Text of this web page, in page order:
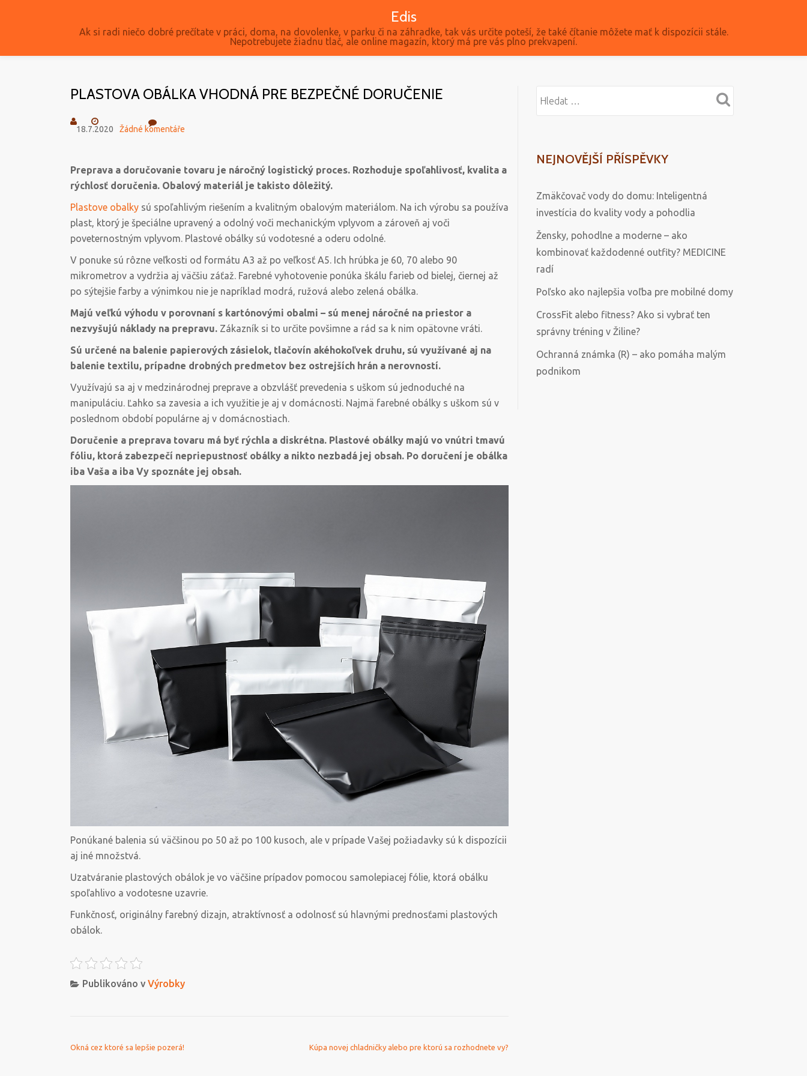
Edis
Ak si radi niečo dobré prečítate v práci, doma, na dovolenke, v parku či na záhradke, tak vás určite poteší, že také čítanie môžete mať k dispozícii stále.
Nepotrebujete žiadnu tlač, ale online magazín, ktorý má pre vás plno prekvapení.
PLASTOVA OBÁLKA VHODNÁ PRE BEZPEČNÉ DORUČENIE
18.7.2020 Žádné komentáře
Preprava a doručovanie tovaru je náročný logistický proces. Rozhoduje spoľahlivosť, kvalita a
rýchlosť doručenia. Obalový materiál je takisto dôležitý.
Plastove obalky sú spoľahlivým riešením a kvalitným obalovým materiálom. Na ich výrobu sa používa
plast, ktorý je špeciálne upravený a odolný voči mechanickým vplyvom a zároveň aj voči
poveternostným vplyvom. Plastové obálky sú vodotesné a oderu odolné.
V ponuke sú rôzne veľkosti od formátu A3 až po veľkosť A5. Ich hrúbka je 60, 70 alebo 90
mikrometrov a vydržia aj väčšiu záťaž. Farebné vyhotovenie ponúka škálu farieb od bielej, čiernej až
po sýtejšie farby a výnimkou nie je napríklad modrá, ružová alebo zelená obálka.
Majú veľkú výhodu v porovnaní s kartónovými obalmi – sú menej náročné na priestor a
nezvyšujú náklady na prepravu. Zákazník si to určite povšimne a rád sa k nim opätovne vráti.
Sú určené na balenie papierových zásielok, tlačovín akéhokoľvek druhu, sú využívané aj na
balenie textilu, prípadne drobných predmetov bez ostrejších hrán a nerovností.
Využívajú sa aj v medzinárodnej preprave a obzvlášť prevedenia s uškom sú jednoduché na
manipuláciu. Ľahko sa zavesia a ich využitie je aj v domácnosti. Najmä farebné obálky s uškom sú v
poslednom období populárne aj v domácnostiach.
Doručenie a preprava tovaru má byť rýchla a diskrétna. Plastové obálky majú vo vnútri tmavú
fóliu, ktorá zabezpečí nepriepustnosť obálky a nikto nezbadá jej obsah. Po doručení je obálka
iba Vaša a iba Vy spoznáte jej obsah.
Ponúkané balenia sú väčšinou po 50 až po 100 kusoch, ale v prípade Vašej požiadavky sú k dispozícii
aj iné množstvá.
Uzatváranie plastových obálok je vo väčšine prípadov pomocou samolepiacej fólie, ktorá obálku
spoľahlivo a vodotesne uzavrie.
Funkčnosť, originálny farebný dizajn, atraktívnosť a odolnosť sú hlavnými prednosťami plastových
obálok.
Publikováno v Výrobky
Okná cez ktoré sa lepšie pozerá! Kúpa novej chladničky alebo pre ktorú sa rozhodnete vy?
NEJNOVĚJŠÍ PŘÍSPĚVKY
Zmäkčovač vody do domu: Inteligentná
investícia do kvality vody a pohodlia
Žensky, pohodlne a moderne – ako
kombinovať každodenné outfity? MEDICINE
radí
Poľsko ako najlepšia voľba pre mobilné domy
CrossFit alebo fitness? Ako si vybrať ten
správny tréning v Žiline?
Ochranná známka (R) – ako pomáha malým
podnikom